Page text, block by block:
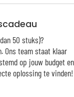
50 stuks)?
Ons team staat klaar
op jouw budget en
oplossing te vinden!